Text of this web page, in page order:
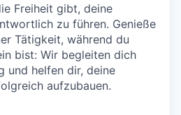
Freiheit gibt, deine
zu führen. Genieße
Tätigkeit, während du
bist: Wir begleiten dich
und helfen dir, deine
aufzubauen.